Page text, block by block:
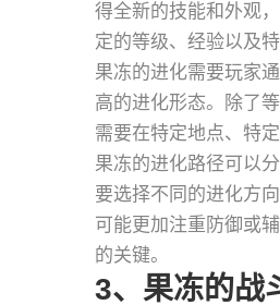
得全新的技能和外观
定的等级、经验以及
果冻的进化需要玩家
高的进化形态。除了
需要在特定地点、特
果冻的进化路径可以
要选择不同的进化方
可能更加注重防御或
的关键。
3、果冻的战